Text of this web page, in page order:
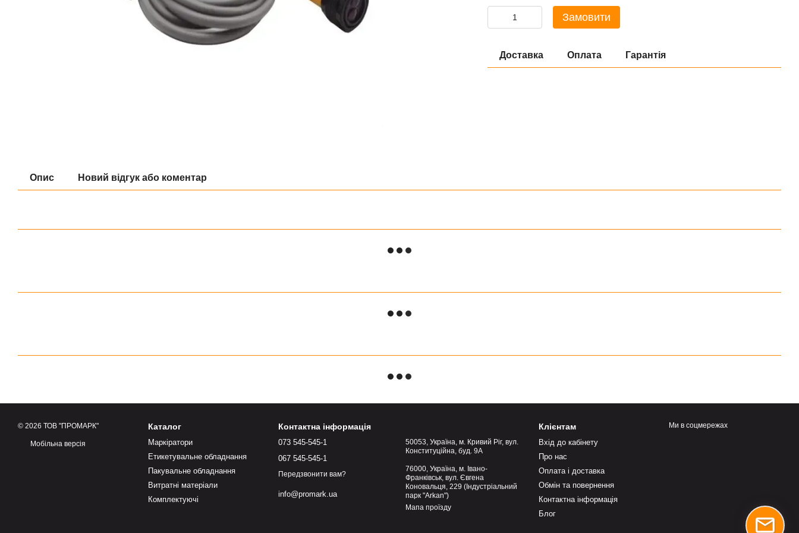
Замовити
Доставка Оплата Гарантія
Опис Новий відгук або коментар
© 2026 ТОВ "ПРОМАРК"
Мобільна версія
Каталог
Маркіратори
Етикетувальне обладнання
Пакувальне обладнання
Витратні матеріали
Комплектуючі
Контактна інформація
073 545-545-1
067 545-545-1
Передзвонити вам?
info@promark.ua
50053, Україна, м. Кривий Ріг, вул.
Конституційна, буд. 9А
76000, Україна, м. Івано-
Франківськ, вул. Євгена
Коновальця, 229 (Індустріальний
парк "Arkan")
Мапа проїзду
Клієнтам
Вхід до кабінету
Про нас
Оплата і доставка
Обмін та повернення
Контактна інформація
Блог
Ми в соцмережах